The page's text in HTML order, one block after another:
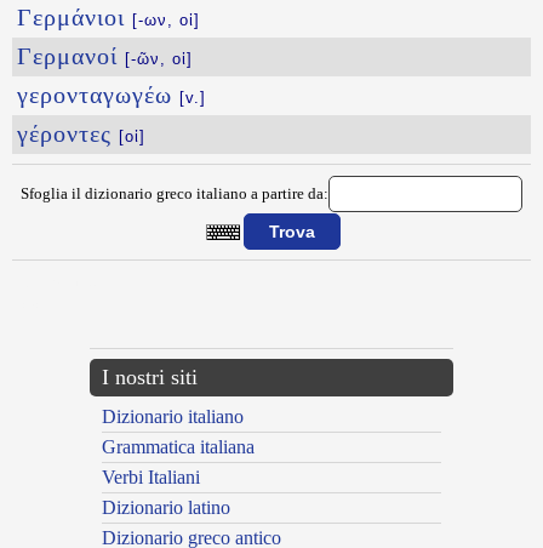
Γερμάνιοι [-ων, οἱ]
Γερμανοί [-ῶν, οἱ]
γερονταγωγέω [v.]
γέροντες [οἱ]
Sfoglia il dizionario greco italiano a partire da:
I nostri siti
Dizionario italiano
Grammatica italiana
Verbi Italiani
Dizionario latino
Dizionario greco antico